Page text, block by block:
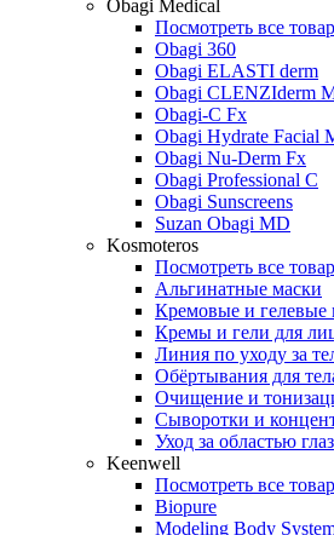
Obagi Medical
Посмотреть все
Obagi 360
Obagi ELASTI derm
Obagi CLENZIderm
Obagi-C Fx
Obagi Hydrate Facial
Obagi Nu-Derm Fx
Obagi Professional C
Obagi Sunscreens
Suzan Obagi MD
Kosmoteros
Посмотреть все
Альгинатные маски
Кремовые и гелевые
Кремы и гели для
Линия по уходу за
Обёртывания для
Очищение и
Сыворотки и
Уход за областью глаз
Keenwell
Посмотреть все
Biopure
Modeling Body